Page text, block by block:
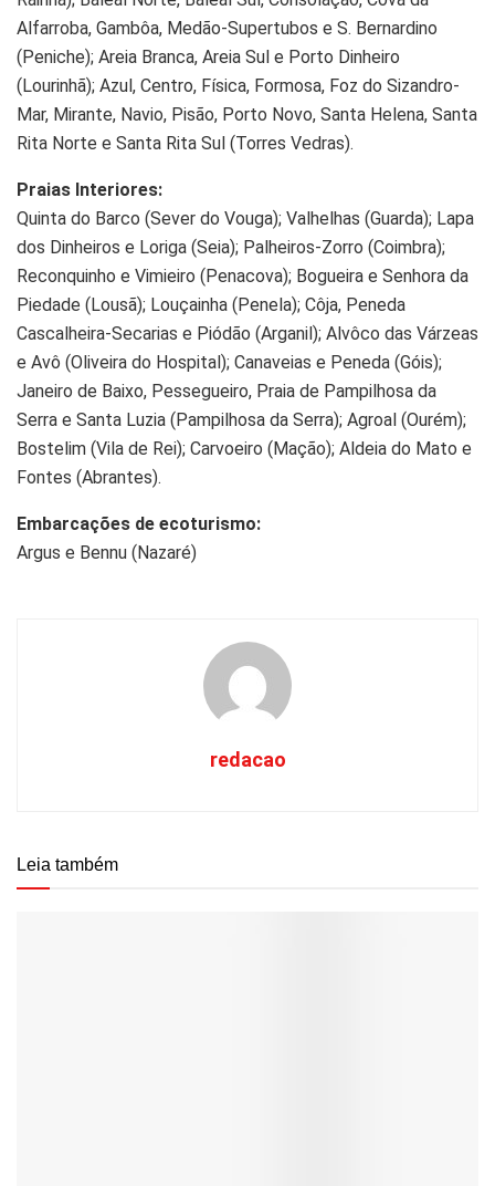
Alfarroba, Gambôa, Medão-Supertubos e S. Bernardino
(Peniche); Areia Branca, Areia Sul e Porto Dinheiro
(Lourinhã); Azul, Centro, Física, Formosa, Foz do Sizandro-
Mar, Mirante, Navio, Pisão, Porto Novo, Santa Helena, Santa
Rita Norte e Santa Rita Sul (Torres Vedras).
Praias Interiores:
Quinta do Barco (Sever do Vouga); Valhelhas (Guarda); Lapa
dos Dinheiros e Loriga (Seia); Palheiros-Zorro (Coimbra);
Reconquinho e Vimieiro (Penacova); Bogueira e Senhora da
Piedade (Lousã); Louçainha (Penela); Côja, Peneda
Cascalheira-Secarias e Piódão (Arganil); Alvôco das Várzeas
e Avô (Oliveira do Hospital); Canaveias e Peneda (Góis);
Janeiro de Baixo, Pessegueiro, Praia de Pampilhosa da
Serra e Santa Luzia (Pampilhosa da Serra); Agroal (Ourém);
Bostelim (Vila de Rei); Carvoeiro (Mação); Aldeia do Mato e
Fontes (Abrantes).
Embarcações de ecoturismo:
Argus e Bennu (Nazaré)
redacao
Leia também